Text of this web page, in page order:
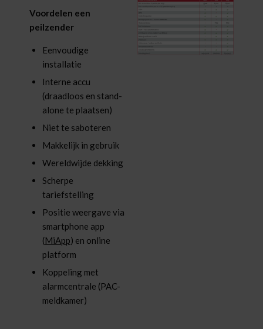
Voordelen een
peilzender
Eenvoudige
installatie
Interne accu
(draadloos en stand-
alone te plaatsen)
Niet te saboteren
Makkelijk in gebruik
Wereldwijde dekking
Scherpe
tariefstelling
Positie weergave via
smartphone app
(MiApp) en online
platform
Koppeling met
alarmcentrale (PAC-
meldkamer)